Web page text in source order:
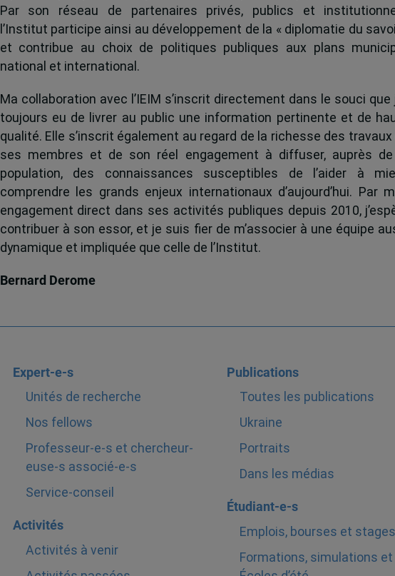
Par son réseau de partenaires privés, publics et
l’Institut participe ainsi au développement de la « diplomatie du
et contribue au choix de politiques publiques aux plans
national et international.
Ma collaboration avec l’IEIM s’inscrit directement dans le souci que
toujours eu de livrer au public une information pertinente et de
qualité. Elle s’inscrit également au regard de la richesse des travaux
ses membres et de son réel engagement à diffuser, auprès
population, des connaissances susceptibles de l’aider à
comprendre les grands enjeux internationaux d’aujourd’hui. Par
engagement direct dans ses activités publiques depuis 2010,
contribuer à son essor, et je suis fier de m’associer à une équipe
dynamique et impliquée que celle de l’Institut.
Bernard Derome
Expert-e-s
Unités de recherche
Nos fellows
Professeur-e-s et chercheur-
euse-s associé-e-s
Service-conseil
Activités
Activités à venir
Publications
Toutes les publications
Ukraine
Portraits
Dans les médias
Étudiant-e-s
Emplois, bourses et stages
Formations, simulations et